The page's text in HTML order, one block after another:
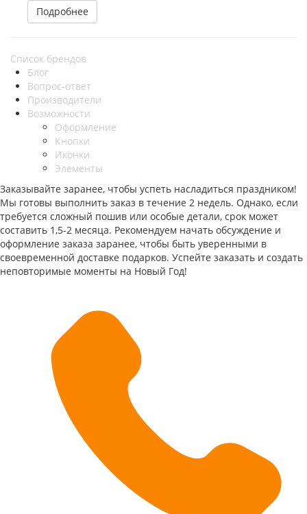
Подробнее
Список брендов
Блог
Вопрос-ответ
Производители
Возможности
Оформление
Кнопки
Иконки
Элементы
Заказывайте заранее, чтобы успеть насладиться праздником!
Мы готовы выполнить заказ в течение 2 недель. Однако, если
требуется сложный пошив или особые детали, срок может
составить 1,5-2 месяца. Рекомендуем начать обсуждение и
оформление заказа заранее, чтобы быть уверенными в
своевременной доставке подарков. Успейте заказать и создать
неповторимые моменты на Новый Год!